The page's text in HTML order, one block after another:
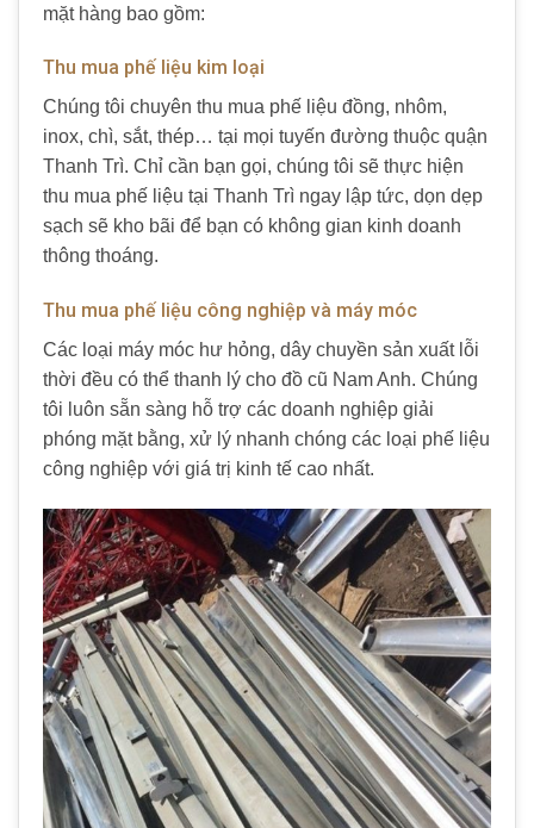
mặt hàng bao gồm:
Thu mua phế liệu kim loại
Chúng tôi chuyên thu mua phế liệu đồng, nhôm,
inox, chì, sắt, thép… tại mọi tuyến đường thuộc quận
Thanh Trì. Chỉ cần bạn gọi, chúng tôi sẽ thực hiện
thu mua phế liệu tại Thanh Trì ngay lập tức, dọn dẹp
sạch sẽ kho bãi để bạn có không gian kinh doanh
thông thoáng.
Thu mua phế liệu công nghiệp và máy móc
Các loại máy móc hư hỏng, dây chuyền sản xuất lỗi
thời đều có thể thanh lý cho đồ cũ Nam Anh. Chúng
tôi luôn sẵn sàng hỗ trợ các doanh nghiệp giải
phóng mặt bằng, xử lý nhanh chóng các loại phế liệu
công nghiệp với giá trị kinh tế cao nhất.